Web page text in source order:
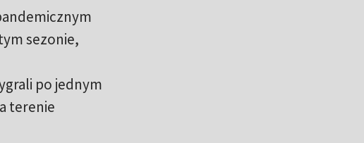
sezonie,
po jednym
terenie